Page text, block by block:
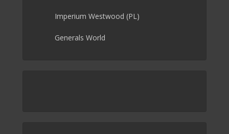
Imperium Westwood (PL)
Generals World